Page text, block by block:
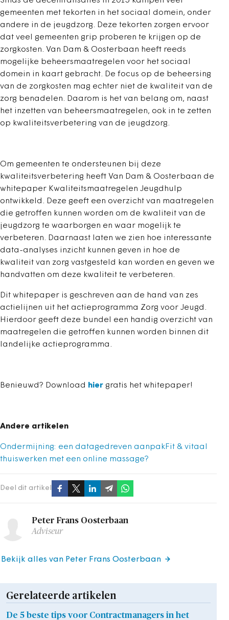
gemeenten met tekorten in het sociaal domein, onder
andere in de jeugdzorg. Deze tekorten zorgen ervoor
dat veel gemeenten grip proberen te krijgen op de
zorgkosten. Van Dam & Oosterbaan heeft reeds
mogelijke beheersmaatregelen voor het sociaal
domein in kaart gebracht. De focus op de beheersing
van de zorgkosten mag echter niet de kwaliteit van de
zorg benadelen. Daarom is het van belang om, naast
het inzetten van beheersmaatregelen, ook in te zetten
op kwaliteitsverbetering van de jeugdzorg.
Om gemeenten te ondersteunen bij deze
kwaliteitsverbetering heeft Van Dam & Oosterbaan de
whitepaper Kwaliteitsmaatregelen Jeugdhulp
ontwikkeld. Deze geeft een overzicht van maatregelen
die getroffen kunnen worden om de kwaliteit van de
jeugdzorg te waarborgen en waar mogelijk te
verbeteren. Daarnaast laten we zien hoe interessante
data-analyses inzicht kunnen geven in hoe de
kwaliteit van zorg vastgesteld kan worden en geven we
handvatten om deze kwaliteit te verbeteren.
Dit whitepaper is geschreven aan de hand van zes
actielijnen uit het actieprogramma Zorg voor Jeugd.
Hierdoor geeft deze bundel een handig overzicht van
maatregelen die getroffen kunnen worden binnen dit
landelijke actieprogramma.
Benieuwd? Download hier gratis het whitepaper!
Andere artikelen
Ondermijning: een datagedreven aanpakFit & vitaal
thuiswerken met een online massage?
Deel dit artikel
Peter Frans Oosterbaan
Adviseur
Bekijk alles van Peter Frans Oosterbaan
Gerelateerde artikelen
De 5 beste tips voor Contractmanagers in het